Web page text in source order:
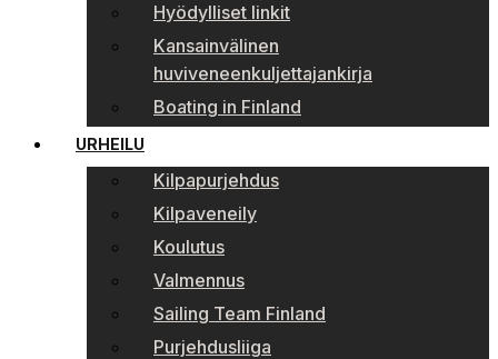
Hyödylliset linkit
Kansainvälinen
huviveneenkuljettajankirja
Boating in Finland
URHEILU
Kilpapurjehdus
Kilpaveneily
Koulutus
Valmennus
Sailing Team Finland
Purjehdusliiga